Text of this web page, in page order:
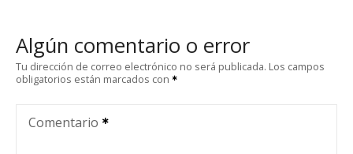
g
a
Algún comentario o error
Tu dirección de correo electrónico no será publicada. Los campos
obligatorios están marcados con
Comentario